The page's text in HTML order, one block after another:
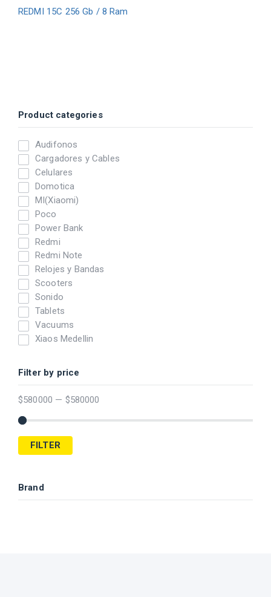
Product categories
Audifonos
Cargadores y Cables
Celulares
Domotica
MI(Xiaomi)
Poco
Power Bank
Redmi
Redmi Note
Relojes y Bandas
Scooters
Sonido
Tablets
Vacuums
Xiaos Medellin
Filter by price
$580000 — $580000
FILTER
Brand
REDMI 15C 256 Gb / 8 Ram